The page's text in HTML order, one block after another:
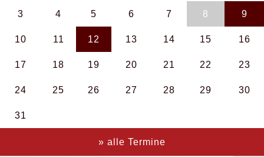
3 4 5 6 7 8 9
10 11 12 13 14 15 16
17 18 19 20 21 22 23
24 25 26 27 28 29 30
31
» alle Termine